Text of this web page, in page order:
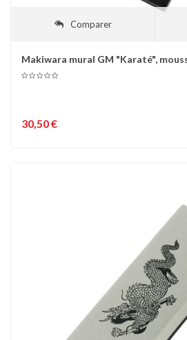
Comparer
Makiwara mural GM "Karaté",
30,50 €